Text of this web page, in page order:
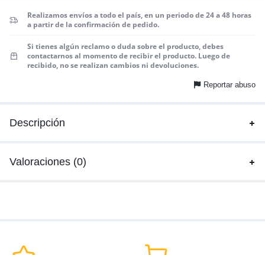
Realizamos envíos a todo el país, en un periodo de 24 a 48 horas
a partir de la confirmación de pedido.
Si tienes algún reclamo o duda sobre el producto, debes
contactarnos al momento de recibir el producto. Luego de
recibido, no se realizan cambios ni devoluciones.
Reportar abuso
Descripción
Valoraciones (0)